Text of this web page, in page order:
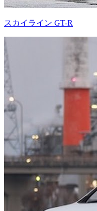
スカイライン GT-R